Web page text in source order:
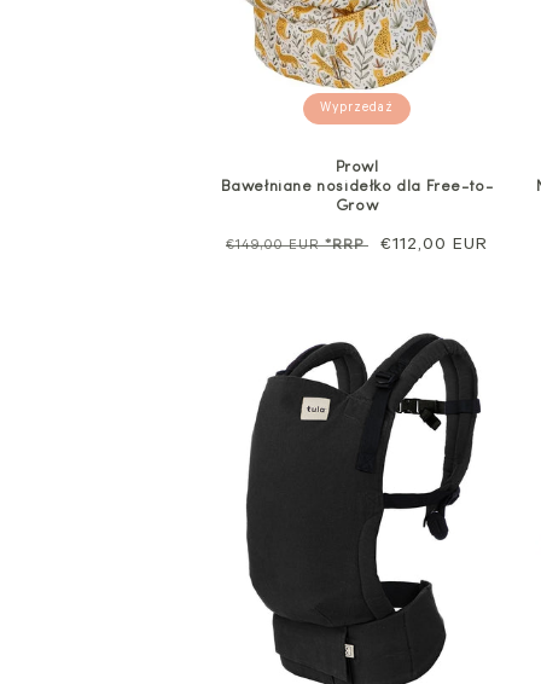
Wyprzedaż
Prowl
Bawełniane nosidełko dla Free-to-
Grow
Cena
€149,00 EUR*RRP
Cena
€112,00 EUR